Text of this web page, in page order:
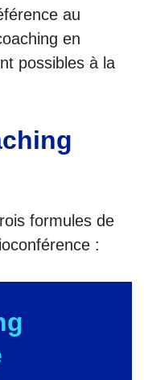
au
en
possibles à la
formules de
: